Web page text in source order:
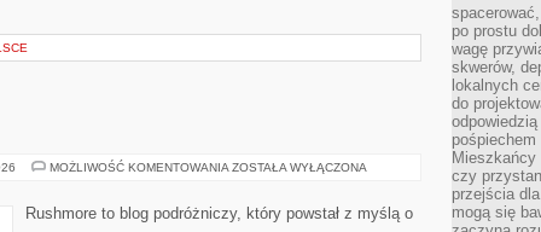
MOŻLIWOŚĆ KOMENTOWANIA POLSKA
ZOSTAŁA WYŁĄCZONA
Rushmore to blog podróżniczy, który powstał z myślą o
po prostu
wagę
skwerów,
lokalnych
do
czy
przejścia
mogą się